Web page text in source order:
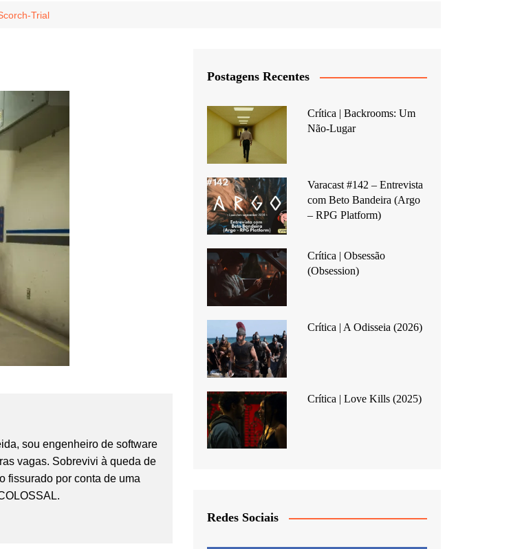
Torresmo
Tv
Trial
sou engenheiro de software
vagas. Sobrevivi à queda de
fissurado por conta de uma
Postagens Recentes
Crítica | Backrooms: Um
Não-Lugar
Varacast #142 – Entrevista
com Beto Bandeira (Argo
– RPG Platform)
Crítica | Obsessão
(Obsession)
Crítica | A Odisseia (2026)
Crítica | Love Kills (2025)
Redes Sociais